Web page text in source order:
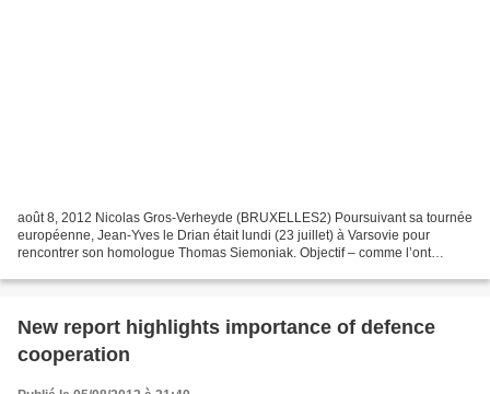
août 8, 2012 Nicolas Gros-Verheyde (BRUXELLES2) Poursuivant sa tournée
européenne, Jean-Yves le Drian était lundi (23 juillet) à Varsovie pour
rencontrer son homologue Thomas Siemoniak. Objectif – comme l’ont
New report highlights importance of defence
cooperation